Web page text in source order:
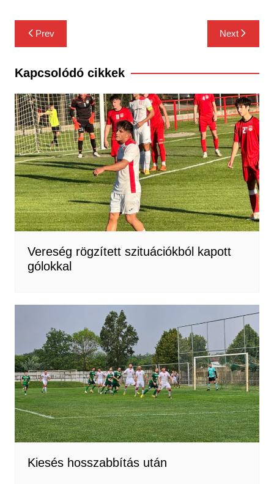
Bejegyzés
navigáció
Prev Next
Kapcsolódó cikkek
Vereség rögzített szituációkból kapott
gólokkal
Kiesés hosszabbítás után